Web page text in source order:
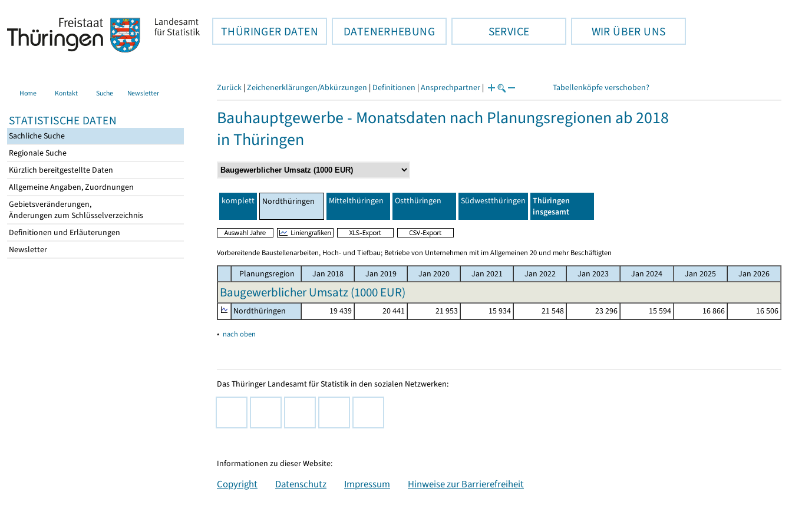
THÜRINGER DATEN DATENERHEBUNG SERVICE WIR ÜBER UNS
Home Kontakt Suche Newsletter
STATISTISCHE DATEN
Sachliche Suche
Regionale Suche
Kürzlich bereitgestellte Daten
Allgemeine Angaben, Zuordnungen
Gebietsveränderungen,
Änderungen zum Schlüsselverzeichnis
Definitionen und Erläuterungen
Newsletter
Zurück | Zeichenerklärungen/Abkürzungen | Definitionen | Ansprechpartner | Tabellenköpfe verschoben?
Bauhauptgewerbe - Monatsdaten nach Planungsregionen ab 2018
in Thüringen
komplett Nordthüringen Mittelthüringen Ostthüringen Südwestthüringen
Thüringen
insgesamt
Vorbereitende Baustellenarbeiten, Hoch- und Tiefbau; Betriebe von Unternehmen mit im Allgemeinen 20 und mehr Beschäftigten
Planungsregion Jan 2018 Jan 2019 Jan 2020 Jan 2021 Jan 2022 Jan 2023 Jan 2024 Jan 2025 Jan 2026
Baugewerblicher Umsatz (1000 EUR)
Nordthüringen 19 439 20 441 21 953 15 934 21 548 23 296 15 594 16 866 16 506
▴ nach oben
Das Thüringer Landesamt für Statistik in den sozialen Netzwerken:
Informationen zu dieser Website:
Copyright Datenschutz Impressum Hinweise zur Barrierefreiheit